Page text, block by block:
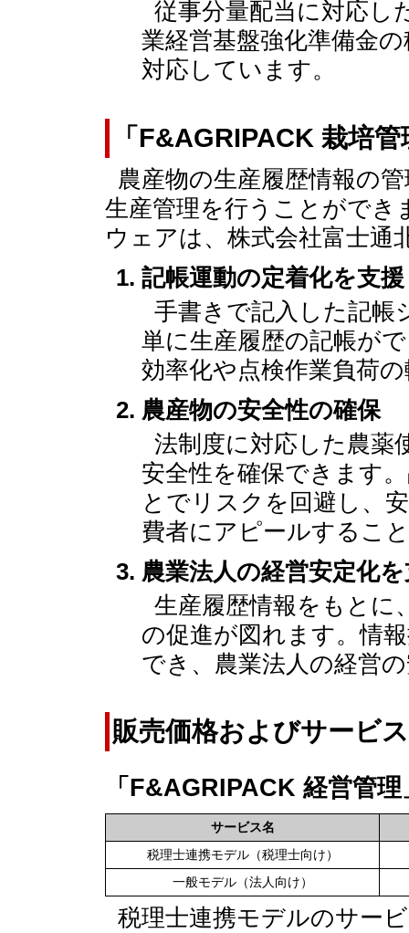
従事分量配当に対応し
業経営基盤強化準備金
対応しています。
「F&AGRIPACK 栽培
農産物の生産履歴情報の
生産管理を行うことができ
ウェアは、株式会社富士通
記帳運動の定着化を支援
手書きで記入した記帳
単に生産履歴の記帳が
効率化や点検作業負荷
農産物の安全性の確保
法制度に対応した農薬
安全性を確保できます
とでリスクを回避し、
費者にアピールするこ
農業法人の経営安定化
生産履歴情報をもとに
の促進が図れます。情
でき、農業法人の経営
販売価格およびサービ
「F&AGRIPACK 経営管理
サービス名
税理士連携モデル（税理士向け）
一般モデル（法人向け）
税理士連携モデルのサー